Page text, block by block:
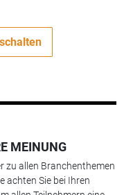
MEINUNG
zu allen Branchenthemen
achten Sie bei Ihren